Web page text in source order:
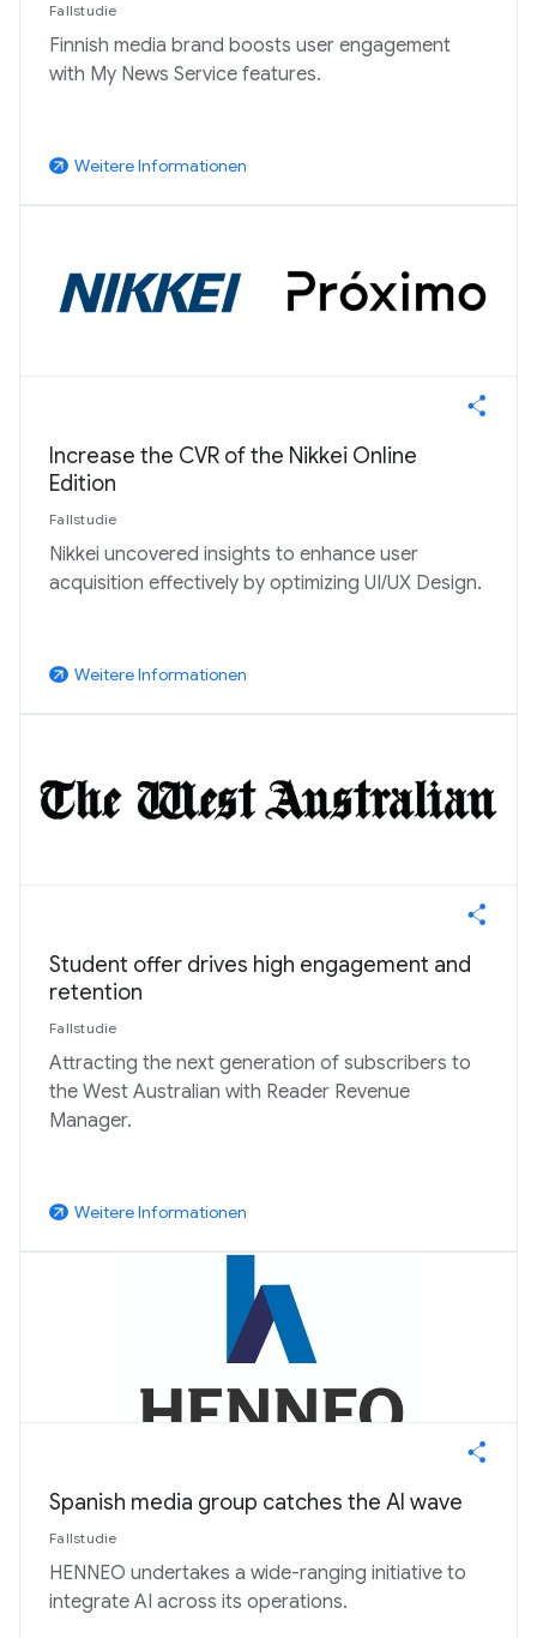
Fallstudie
Finnish media brand boosts user engagement
with My News Service features.
arrow_outward Weitere Informationen
Increase the CVR of the Nikkei Online
Edition
Fallstudie
Nikkei uncovered insights to enhance user
acquisition effectively by optimizing UI/UX Design.
arrow_outward Weitere Informationen
Student offer drives high engagement and
retention
Fallstudie
Attracting the next generation of subscribers to
the West Australian with Reader Revenue
Manager.
arrow_outward Weitere Informationen
Spanish media group catches the AI wave
Fallstudie
HENNEO undertakes a wide-ranging initiative to
integrate AI across its operations.